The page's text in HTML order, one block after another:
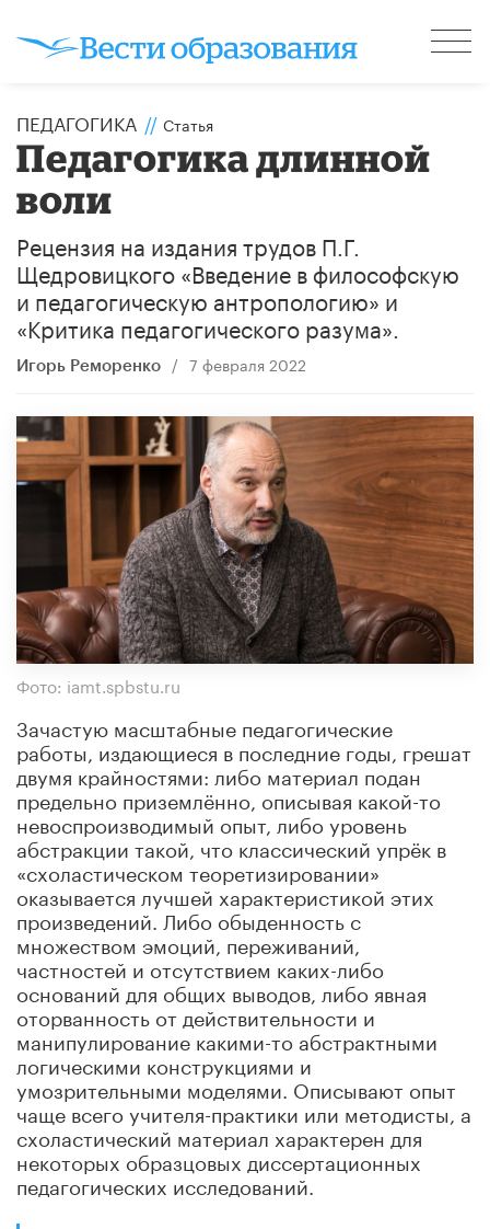
ПЕДАГОГИКА // Статья
Педагогика длинной
воли
​Рецензия на издания трудов П.Г.
Щедровицкого «Введение в философскую
и педагогическую антропологию» и
«Критика педагогического разума».
Игорь Реморенко / 7 февраля 2022
Фото: iamt.spbstu.ru
Зачастую масштабные педагогические
работы, издающиеся в последние годы, грешат
двумя крайностями: либо материал подан
предельно приземлённо, описывая какой-то
невоспроизводимый опыт, либо уровень
абстракции такой, что классический упрёк в
«схоластическом теоретизировании»
оказывается лучшей характеристикой этих
произведений. Либо обыденность с
множеством эмоций, переживаний,
частностей и отсутствием каких-либо
оснований для общих выводов, либо явная
оторванность от действительности и
манипулирование какими-то абстрактными
логическими конструкциями и
умозрительными моделями. Описывают опыт
чаще всего учителя-практики или методисты, а
схоластический материал характерен для
некоторых образцовых диссертационных
педагогических исследований.